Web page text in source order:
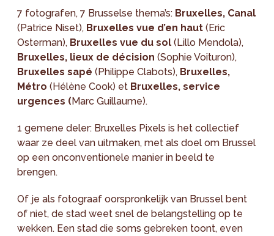
7 fotografen, 7 Brusselse thema’s: Bruxelles, Canal
(Patrice Niset), Bruxelles vue d’en haut(Eric
Osterman), Bruxelles vue du sol(Lillo Mendola),
Bruxelles, lieux de décision (Sophie Voituron),
Bruxelles sapé (Philippe Clabots), Bruxelles,
Métro(Hélène Cook) et Bruxelles, service
urgences (Marc Guillaume).
1 gemene deler: Bruxelles Pixels is het collectief
waar ze deel van uitmaken, met als doel om Brussel
op een onconventionele manier in beeld te
brengen.
Of je als fotograaf oorspronkelijk van Brussel bent
of niet, de stad weet snel de belangstelling op te
wekken. Een stad die soms gebreken toont, even